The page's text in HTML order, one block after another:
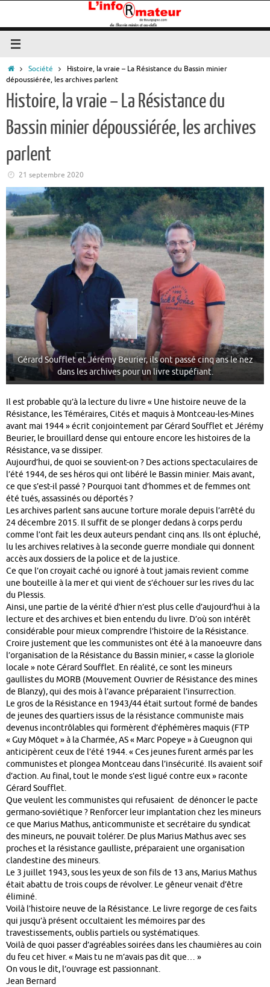
contenu
Accueil
Société
Histoire, la vraie – La Résistance du Bassin minier
dépoussiérée, les archives parlent
Histoire, la vraie – La Résistance du
Bassin minier dépoussiérée, les archives
parlent
21 septembre 2020
Gérard Soufflet et Jérémy Beurier, ils ont passé cinq ans le nez
dans les archives pour un livre stupéfiant.
Il est probable qu’à la lecture du livre « Une histoire neuve de la
Résistance, les Téméraires, Cités et maquis à Montceau-les-Mines
avant mai 1944 » écrit conjointement par Gérard Soufflet et Jérémy
Beurier, le brouillard dense qui entoure encore les histoires de la
Résistance, va se dissiper.
Aujourd’hui, de quoi se souvient-on ? Des actions spectaculaires de
l’été 1944, de ses héros qui ont libéré le Bassin minier. Mais avant,
ce que s’est-il passé ? Pourquoi tant d’hommes et de femmes ont
été tués, assassinés ou déportés ?
Les archives parlent sans aucune torture morale depuis l’arrêté du
24 décembre 2015. Il suffit de se plonger dedans à corps perdu
comme l’ont fait les deux auteurs pendant cinq ans. Ils ont épluché,
lu les archives relatives à la seconde guerre mondiale qui donnent
accès aux dossiers de la police et de la justice.
Ce que l’on croyait caché ou ignoré à tout jamais revient comme
une bouteille à la mer et qui vient de s’échouer sur les rives du lac
du Plessis.
Ainsi, une partie de la vérité d’hier n’est plus celle d’aujourd’hui à la
lecture et des archives et bien entendu du livre. D’où son intérêt
considérable pour mieux comprendre l’histoire de la Résistance.
Croire justement que les communistes ont été à la manoeuvre dans
l’organisation de la Résistance du Bassin minier, « casse la gloriole
locale » note Gérard Soufflet. En réalité, ce sont les mineurs
gaullistes du MORB (Mouvement Ouvrier de Résistance des mines
de Blanzy), qui des mois à l’avance préparaient l’insurrection.
Le gros de la Résistance en 1943/44 était surtout formé de bandes
de jeunes des quartiers issus de la résistance communiste mais
devenus incontrôlables qui formèrent d’éphémères maquis (FTP
« Guy Môquet » à la Charmée, AS « Marc Popeye » à Gueugnon qui
anticipèrent ceux de l’été 1944. « Ces jeunes furent armés par les
communistes et plongea Montceau dans l’insécurité. Ils avaient soif
d’action. Au final, tout le monde s’est ligué contre eux » raconte
Gérard Soufflet.
Que veulent les communistes qui refusaient de dénoncer le pacte
germano-soviétique ? Renforcer leur implantation chez les mineurs
ce que Marius Mathus, anticommuniste et secrétaire du syndicat
des mineurs, ne pouvait tolérer. De plus Marius Mathus avec ses
proches et la résistance gaulliste, préparaient une organisation
clandestine des mineurs.
Le 3 juillet 1943, sous les yeux de son fils de 13 ans, Marius Mathus
était abattu de trois coups de révolver. Le gêneur venait d’être
éliminé.
Voilà l’histoire neuve de la Résistance. Le livre regorge de ces faits
qui jusqu’à présent occultaient les mémoires par des
travestissements, oublis partiels ou systématiques.
Voilà de quoi passer d’agréables soirées dans les chaumières au coin
du feu cet hiver. « Mais tu ne m’avais pas dit que… »
On vous le dit, l’ouvrage est passionnant.
Jean Bernard